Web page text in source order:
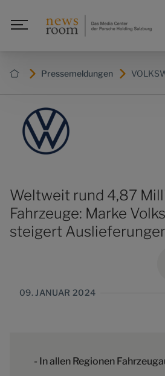
Pressemeldungen
Weltweit rund 4,87
Fahrzeuge: Marke
steigert
09. JANUAR 2024
- In allen Regionen